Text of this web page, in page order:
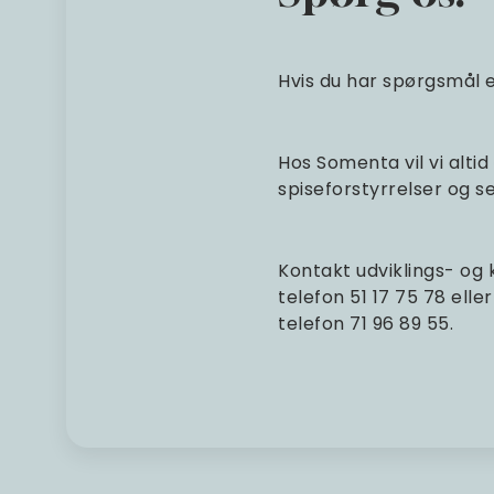
Hvis du har
Hos Somenta vil vi
spiseforstyrrelser og
Kontakt udviklings- og
telefon 51 17 75 78
telefon 71 96 89 55.